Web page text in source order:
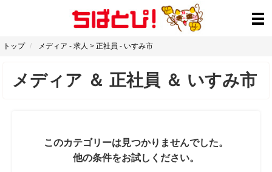
トップ メディア - 求人 > 正社員 - いすみ市
メディア ＆ 正社員 ＆ いすみ市
このカテゴリーは見つかりませんでした。
他の条件をお試しください。